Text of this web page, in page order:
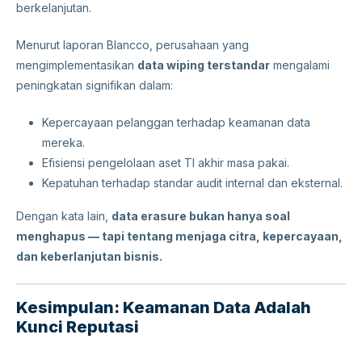
berkelanjutan.
Menurut laporan Blancco, perusahaan yang
mengimplementasikan data wiping terstandar mengalami
peningkatan signifikan dalam:
Kepercayaan pelanggan terhadap keamanan data
mereka.
Efisiensi pengelolaan aset TI akhir masa pakai.
Kepatuhan terhadap standar audit internal dan eksternal.
Dengan kata lain, data erasure bukan hanya soal
menghapus — tapi tentang menjaga citra, kepercayaan,
dan keberlanjutan bisnis.
Kesimpulan: Keamanan Data Adalah
Kunci Reputasi